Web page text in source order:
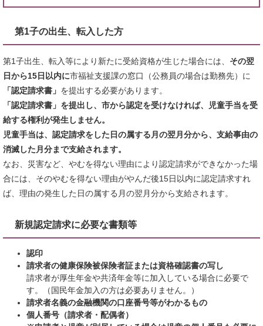
第1子の出生、転入した方
第1子出生、転入等により新たに受給資格が生じた場合には、 その翌
日から15日以内に市福祉支援課の窓口（公務員の場合は勤務先）に
「認定請求書」 を提出する必要があります。
「認定請求書」を提出し、市から認定を受けなければ、児童手当を受
給する権利が発生しません。
児童手当は、認定請求をした日の属する月の翌月分から、支給事由の
消滅した月分まで支給されます。
なお、災害など、やむを得ない理由により認定請求ができなかった場
合には、そのやむを得ない理由がやんだ後15日以内に認定請求すれ
ば、理由の発生した日の属する月の翌月分から支給されます。
新規認定請求に必要な書類等
認印
請求者の健康保険被保険者証または資格確認書の写し
請求者が厚生年金や共済年金等に加入している場合に必要で
す。（国民年金加入の方は必要ありません。）
請求者名義の金融機関の口座番号等がわかるもの
個人番号（請求者・配偶者）